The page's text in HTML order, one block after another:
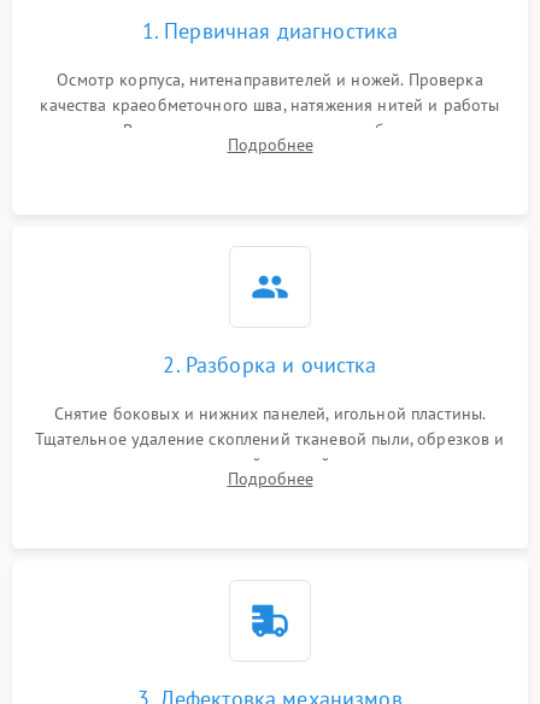
1. Первичная диагностика
Осмотр корпуса, нитенаправителей и ножей. Проверка
качества краеобметочного шва, натяжения нитей и работы
педали. Выявление пропусков стежков, обрывов нити,
заклинивания или тупого среза ткани на тестовом образце.
Подробнее
2. Разборка и очистка
Снятие боковых и нижних панелей, игольной пластины.
Тщательное удаление скоплений тканевой пыли, обрезков и
очесов из зоны петлителей и ножей с помощью жестких
кистей, пинцета и потока сжатого воздуха.
Подробнее